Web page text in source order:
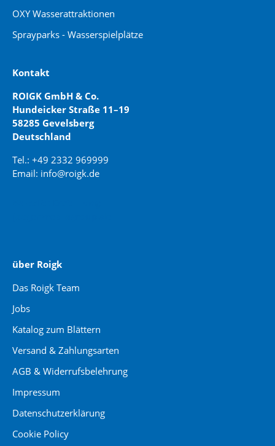
OXY Wasserattraktionen
Sprayparks - Wasserspielplätze
Kontakt
ROIGK GmbH & Co.
Hundeicker Straße 11–19
58285 Gevelsberg
Deutschland
Tel.: +49 2332 969999
Email: info@roigk.de
über Roigk
Das Roigk Team
Jobs
Katalog zum Blättern
Versand & Zahlungsarten
AGB & Widerrufsbelehrung
Impressum
Datenschutzerklärung
Cookie Policy